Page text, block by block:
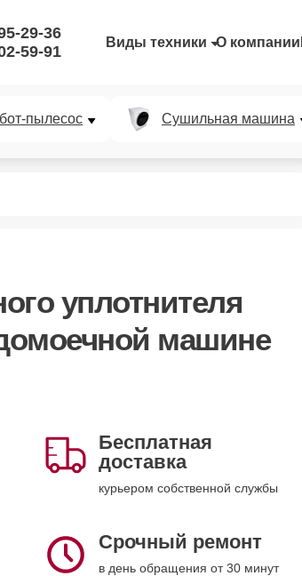
29-36
59-91
Виды техники О компании
пылесос Сушильная машина
уплотнителя
машине
Бесплатная
доставка
курьером собственной службы
Срочный ремонт
в день обращения от 30 минут